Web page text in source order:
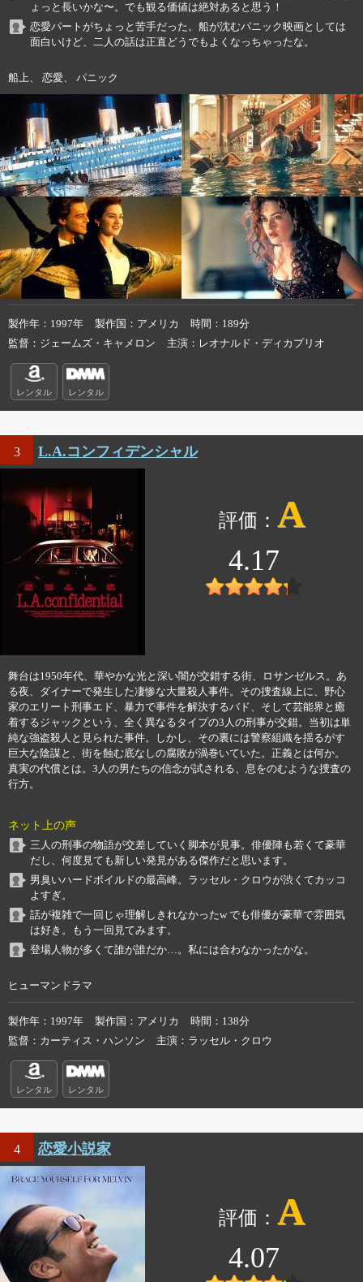
ょっと長いかな〜。でも観る価値は絶対あると思う！
恋愛パートがちょっと苦手だった。船が沈むパニック映画としては
面白いけど、二人の話は正直どうでもよくなっちゃったな。
船上、 恋愛、 パニック
製作年 1997年 製作国 アメリカ 時間
189分
監督
ジェームズ・キャメロン 主演 レオナルド・ディカプリオ
レンタル レンタル
3 L.A.コンフィデンシャル
A
4.17
舞台は1950年代、華やかな光と深い闇が交錯する街、ロサンゼルス。あ
る夜、ダイナーで発生した凄惨な大量殺人事件。その捜査線上に、野心
家のエリート刑事エド、暴力で事件を解決するバド、そして芸能界と癒
着するジャックという、全く異なるタイプの3人の刑事が交錯。当初は単
純な強盗殺人と見られた事件。しかし、その裏には警察組織を揺るがす
巨大な陰謀と、街を蝕む底なしの腐敗が渦巻いていた。正義とは何か。
真実の代償とは。3人の男たちの信念が試される、息をのむような捜査の
行方。
ネット上の声
三人の刑事の物語が交差していく脚本が見事。俳優陣も若くて豪華
だし、何度見ても新しい発見がある傑作だと思います。
男臭いハードボイルドの最高峰。ラッセル・クロウが渋くてカッコ
よすぎ。
話が複雑で一回じゃ理解しきれなかったw でも俳優が豪華で雰囲気
は好き。もう一回見てみます。
登場人物が多くて誰が誰だか…。私には合わなかったかな。
ヒューマンドラマ
製作年 1997年 製作国 アメリカ 時間
138分
監督
カーティス・ハンソン 主演 ラッセル・クロウ
レンタル レンタル
4 恋愛小説家
A
4.07